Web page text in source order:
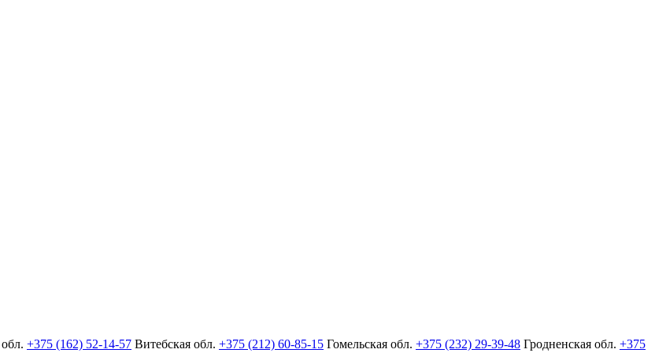
+375 (162) 52-14-57 Витебская обл. +375 (212) 60-85-15 Гомельская обл. +375 (232) 29-39-48 Гродненская обл. +375